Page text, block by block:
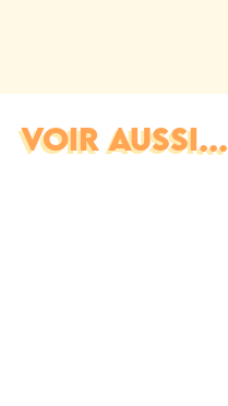
VOIR AUSSI...